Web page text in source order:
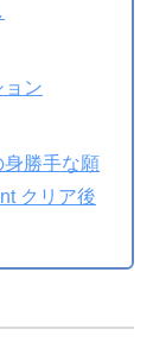
ョン
勝手な願
クリア後